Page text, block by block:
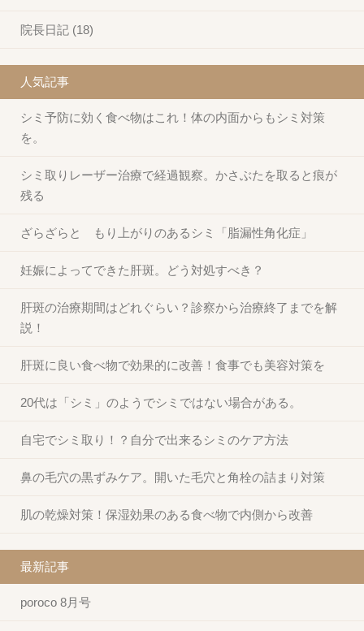
院長日記 (18)
人気記事
シミ予防に効く食べ物はこれ！体の内面からもシミ対策
を。
シミ取りレーザー治療で経過観察。かさぶたを取ると痕が
残る
ざらざらと もり上がりのあるシミ「脂漏性角化症」
妊娠によってできた肝斑。どう対処すべき？
肝斑の治療期間はどれぐらい？診察から治療終了までを解
説！
肝斑に良い食べ物で効果的に改善！食事でも美容対策を
20代は「シミ」のようでシミではない場合がある。
自宅でシミ取り！？自分で出来るシミのケア方法
鼻の毛穴の黒ずみケア。開いた毛穴と角栓の詰まり対策
肌の乾燥対策！保湿効果のある食べ物で内側から改善
最新記事
poroco 8月号